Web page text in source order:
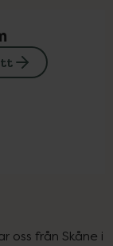
oss från Skåne i